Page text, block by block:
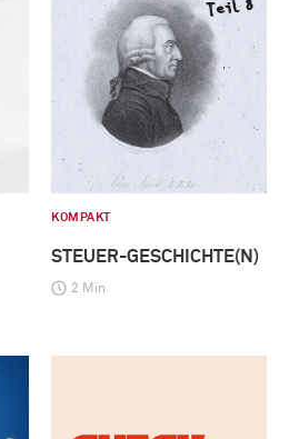
KOMPAKT
STEUER-GESCHICHTE(N)
2 Min